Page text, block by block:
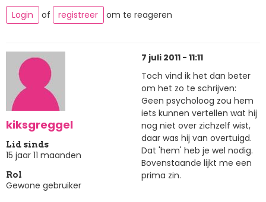
Login
of registreer om te reageren
kiksgreggel
Lid sinds
15 jaar 11 maanden
Rol
Gewone gebruiker
7 juli 2011 - 11:11
Toch vind ik het dan beter
om het zo te schrijven:
Geen psycholoog zou hem
iets kunnen vertellen wat hij
nog niet over zichzelf wist,
daar was hij van overtuigd.
Dat 'hem' heb je wel nodig.
Bovenstaande lijkt me een
prima zin.